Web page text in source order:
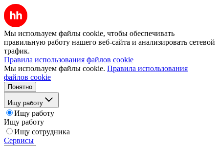
Мы используем файлы cookie, чтобы обеспечивать
правильную работу нашего веб-сайта и анализировать сетевой
трафик.
Правила использования файлов cookie
Мы используем файлы cookie. Правила использования
файлов cookie
Понятно
Ищу работу
Ищу работу
Ищу работу
Ищу сотрудника
Сервисы